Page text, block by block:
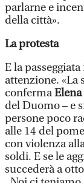
parlarne e
della città».
La protesta
E la
attenzione. «La
conferma
del Duomo – e
persone poco
alle 14 del
con violenza
soldi. E se le
succederà a